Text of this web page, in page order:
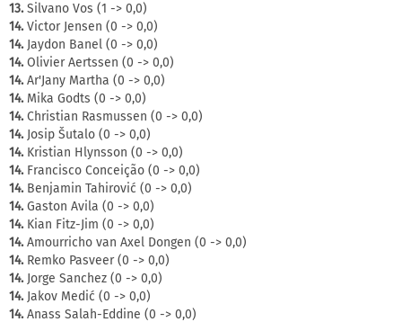
13.Silvano Vos (1 -> 0,0)
14.Victor Jensen (0 -> 0,0)
14.Jaydon Banel (0 -> 0,0)
14.Olivier Aertssen (0 -> 0,0)
14.Ar'Jany Martha (0 -> 0,0)
14.Mika Godts (0 -> 0,0)
14.Christian Rasmussen (0 -> 0,0)
14.Josip Šutalo (0 -> 0,0)
14.Kristian Hlynsson (0 -> 0,0)
14.Francisco Conceição (0 -> 0,0)
14.Benjamin Tahirović (0 -> 0,0)
14.Gaston Avila (0 -> 0,0)
14.Kian Fitz-Jim (0 -> 0,0)
14.Amourricho van Axel Dongen (0 -> 0,0)
14.Remko Pasveer (0 -> 0,0)
14.Jorge Sanchez (0 -> 0,0)
14.Jakov Medić (0 -> 0,0)
14.Anass Salah-Eddine (0 -> 0,0)